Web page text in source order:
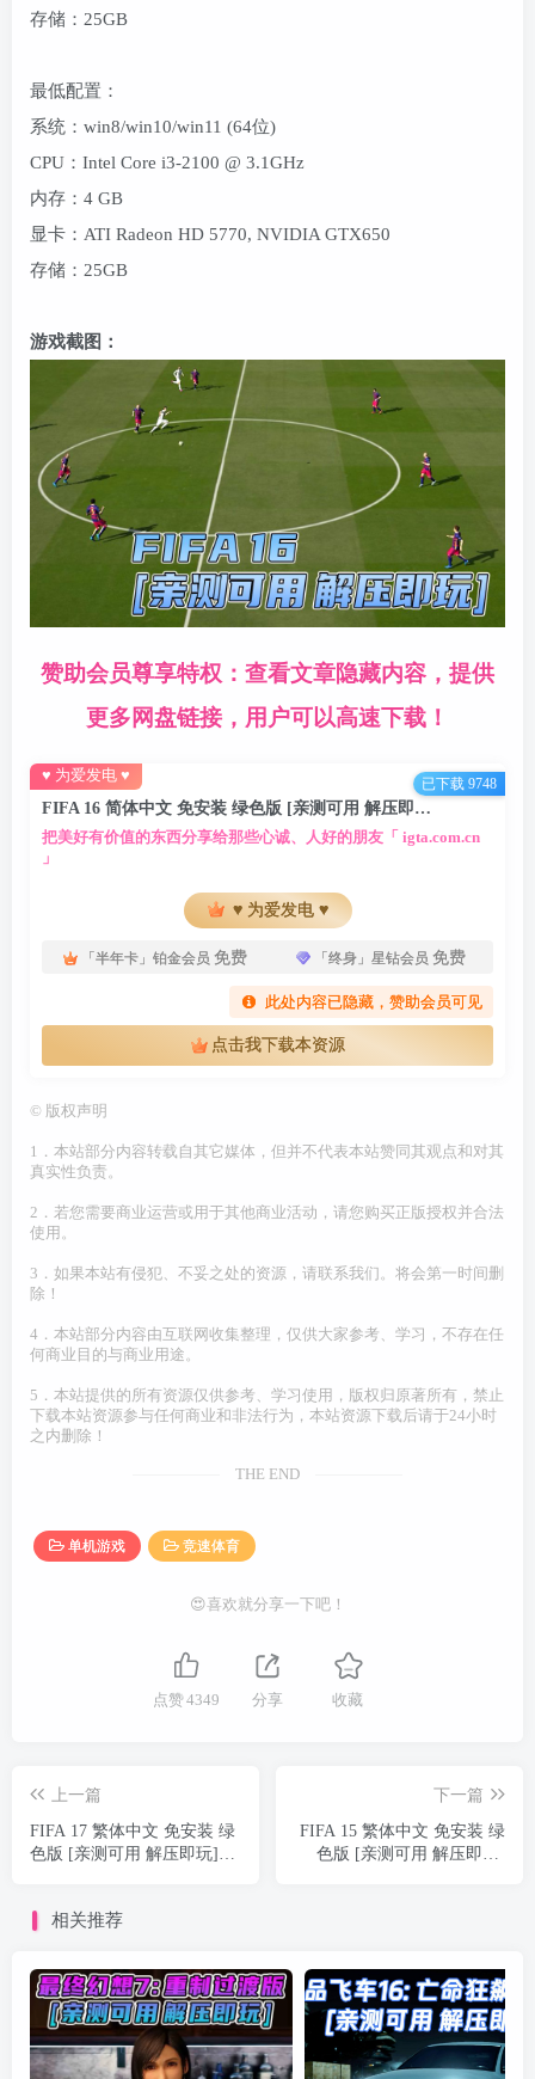
存储：25GB
最低配置：
系统：win8/win10/win11 (64位)
CPU：Intel Core i3-2100 @ 3.1GHz
内存：4 GB
显卡：ATI Radeon HD 5770, NVIDIA GTX650
存储：25GB
游戏截图：
赞助会员尊享特权：查看文章隐藏内容，提供
更多网盘链接，用户可以高速下载！
FIFA 16 简体中文 免安装 绿色版 [亲测可用 解压即玩]【19.9GB】
把美好有价值的东西分享给那些心诚、人好的朋友「 igta.com.cn
」
♥ 为爱发电 ♥
「半年卡」铂金会员 免费 「终身」星钻会员 免费
此处内容已隐藏，赞助会员可见
点击我下载本资源
♥ 为爱发电 ♥
已下载 9748
© 版权声明
1．本站部分内容转载自其它媒体，但并不代表本站赞同其观点和对其
真实性负责。
2．若您需要商业运营或用于其他商业活动，请您购买正版授权并合法
使用。
3．如果本站有侵犯、不妥之处的资源，请联系我们。将会第一时间删
除！
4．本站部分内容由互联网收集整理，仅供大家参考、学习，不存在任
何商业目的与商业用途。
5．本站提供的所有资源仅供参考、学习使用，版权归原著所有，禁止
下载本站资源参与任何商业和非法行为，本站资源下载后请于24小时
之内删除！
THE END
单机游戏 竞速体育
😍喜欢就分享一下吧！
点赞4349 分享 收藏
上一篇
FIFA 17 繁体中文 免安装 绿
色版 [亲测可用 解压即玩]
下一篇
FIFA 15 繁体中文 免安装 绿
色版 [亲测可用 解压即玩]
相关推荐